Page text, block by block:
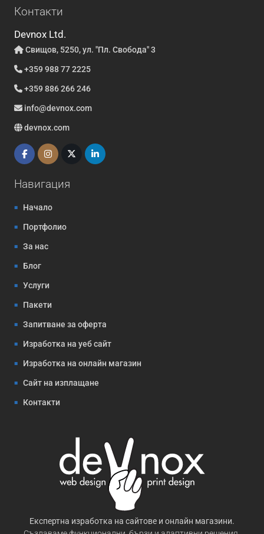
Контакти
Devnox Ltd.
Свищов, 5250, ул. "Пл. Свобода" 3
+359 988 77 2225
+359 886 266 246
info@devnox.com
devnox.com
Навигация
Начало
Портфолио
За нас
Блог
Услуги
Пакети
Запитване за оферта
Изработка на уеб сайт
Изработка на онлайн магазин
Сайт на изплащане
Контакти
Експертна изработка на сайтове и онлайн магазини.